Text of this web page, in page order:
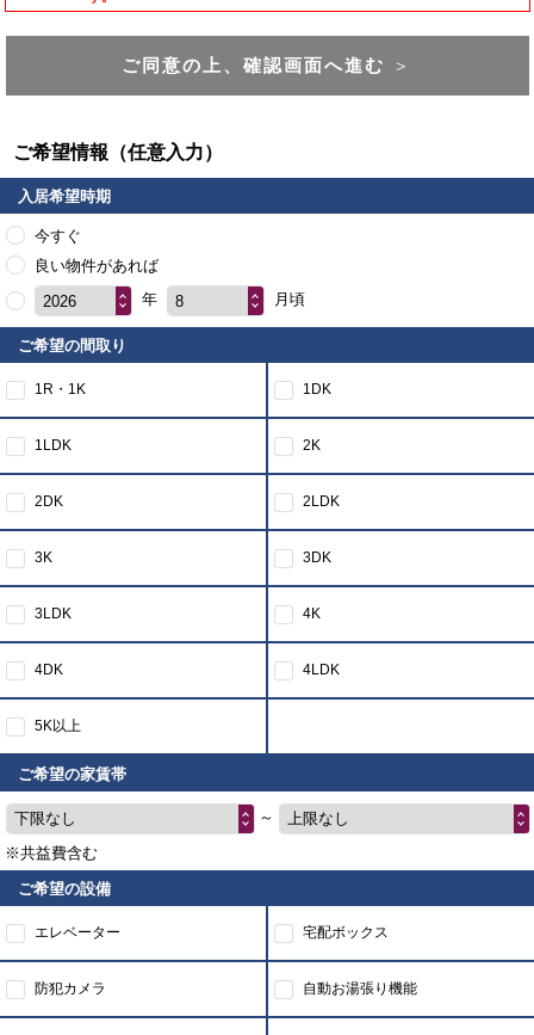
ご同意の上、確認画面へ進む ＞
ご希望情報（任意入力）
入居希望時期
今すぐ
良い物件があれば
2026
年 8 月頃
ご希望の間取り
1R・1K 1DK
1LDK 2K
2DK 2LDK
3K 3DK
3LDK 4K
4DK 4LDK
5K以上
ご希望の家賃帯
下限なし ～
上限なし
※共益費含む
ご希望の設備
エレベーター 宅配ボックス
防犯カメラ 自動お湯張り機能